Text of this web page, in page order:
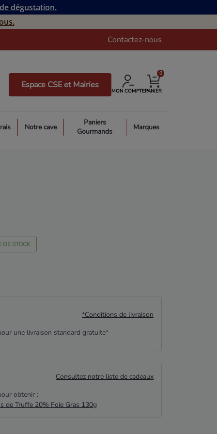
dégustation.
Contactez-nous
Espace CSE et Mairies
MON COMPTEPANIER
0
Notre cave
Paniers
Gourmands
Marques
DE STOCK
*Conditions de livraison
une livraison standard gratuite*
Consultez notre liste de cadeaux
obtenir :
de Truffe 20% Foie Gras 130g